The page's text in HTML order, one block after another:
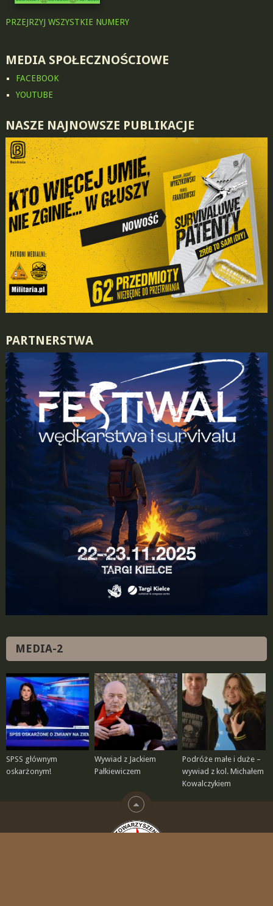
PRZEJRZYJ WSZYSTKIE NUMERY
MEDIA SPOŁECZNOŚCIOWE
FACEBOOK
YOUTUBE
NASZE NAJNOWSZE PUBLIKACJE
PARTNERSTWA
MEDIA-2
SPSS głównym
oskarżonym!
Wywiad z Jackiem
Pałkiewiczem
Podróże małe i duże –
wywiad z kol. Michałem
Kowalczykiem